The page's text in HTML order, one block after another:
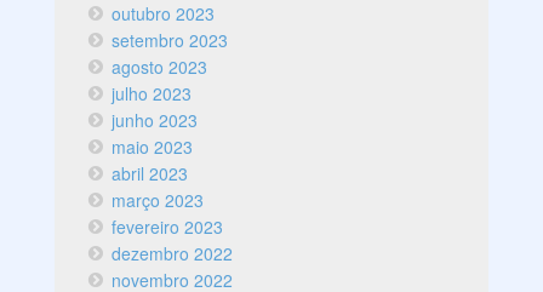
outubro 2023
setembro 2023
agosto 2023
julho 2023
junho 2023
maio 2023
abril 2023
março 2023
fevereiro 2023
dezembro 2022
novembro 2022